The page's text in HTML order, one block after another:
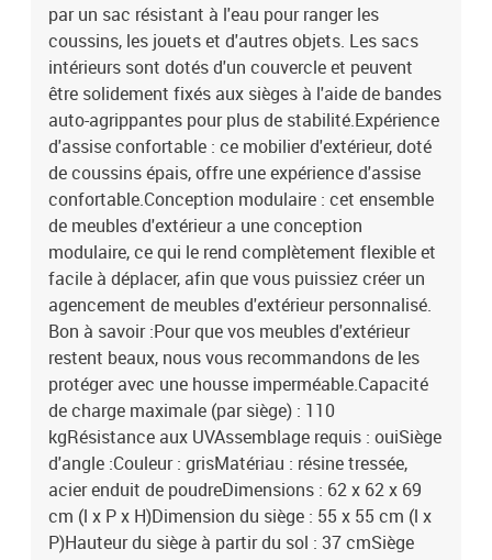
par un sac résistant à l'eau pour ranger les
coussins, les jouets et d'autres objets. Les sacs
intérieurs sont dotés d'un couvercle et peuvent
être solidement fixés aux sièges à l'aide de bandes
auto-agrippantes pour plus de stabilité.Expérience
d'assise confortable : ce mobilier d'extérieur, doté
de coussins épais, offre une expérience d'assise
confortable.Conception modulaire : cet ensemble
de meubles d'extérieur a une conception
modulaire, ce qui le rend complètement flexible et
facile à déplacer, afin que vous puissiez créer un
agencement de meubles d'extérieur personnalisé.
Bon à savoir :Pour que vos meubles d'extérieur
restent beaux, nous vous recommandons de les
protéger avec une housse imperméable.Capacité
de charge maximale (par siège) : 110
kgRésistance aux UVAssemblage requis : ouiSiège
d'angle :Couleur : grisMatériau : résine tressée,
acier enduit de poudreDimensions : 62 x 62 x 69
cm (l x P x H)Dimension du siège : 55 x 55 cm (l x
P)Hauteur du siège à partir du sol : 37 cmSiège